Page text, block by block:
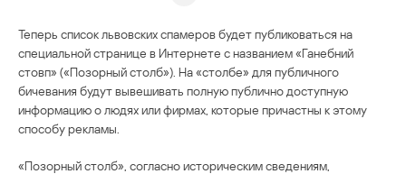
Теперь список львовских спамеров будет публиковаться на
специальной странице в Интернете с названием «Ганебний
стовп» («Позорный столб»). На «столбе» для публичного
бичевания будут вывешивать полную публично доступную
информацию о людях или фирмах, которые причастны к этому
способу рекламы.
«Позорный столб», согласно историческим сведениям,